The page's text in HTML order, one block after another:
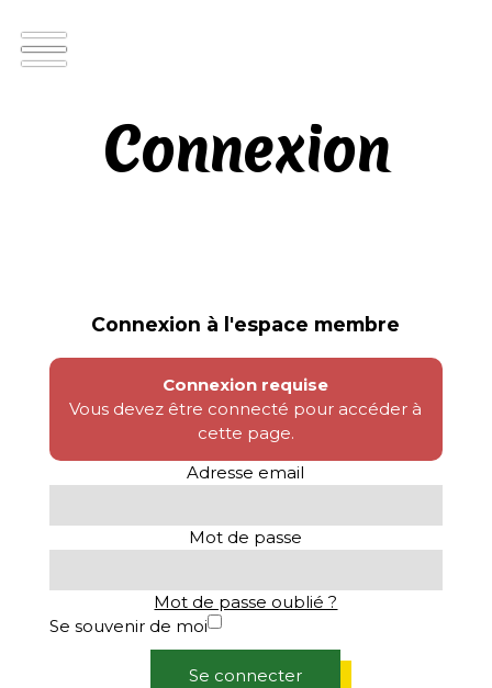
Connexion
Connexion à l'espace membre
Connexion requise
Vous devez être connecté pour accéder à
cette page.
Adresse email
Mot de passe
Mot de passe oublié ?
Se souvenir de moi
Se connecter